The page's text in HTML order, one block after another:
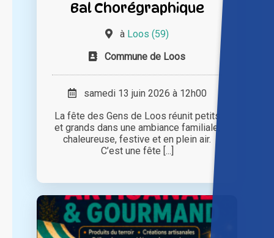
Bal Chorégraphique
à Loos (59)
Commune de Loos
samedi 13 juin 2026 à 12h00
La fête des Gens de Loos réunit petits
et grands dans une ambiance familiale,
chaleureuse, festive et en plein air.
C’est une fête [...]